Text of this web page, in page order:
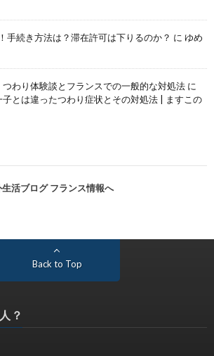
手続き方法は？滞在許可は下りるのか？ に ゆめ
つわり体験談とフランスでの一般的な対処法 に
子とは違ったつわり症状とその対処法 | ますこの
Back to Top
？